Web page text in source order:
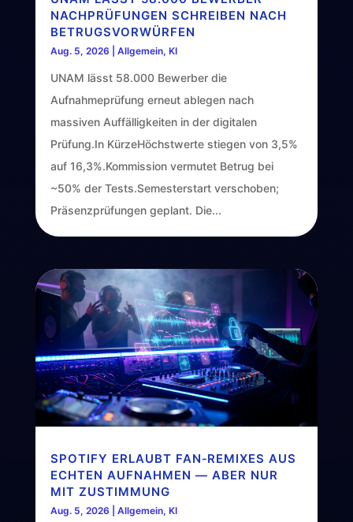
NACHPRÜFUNGEN SCHREIBEN NACH
BETRUGSVORWÜRFEN
Aug. 5, 2026 Allgemein, KI
UNAM lässt 58.000 Bewerber die
Aufnahmeprüfung erneut ablegen nach
massiven Auffälligkeiten in der digitalen
Prüfung.In KürzeHöchstwerte stiegen von 3,5%
auf 16,3%.Kommission vermutet Betrug bei
~50% der Tests.Semesterstart verschoben;
Präsenzprüfungen geplant. Die...
SPOTIFY ERLAUBT FAN‑REMIXES AUS
ECHTEN AUFNAHMEN — ABER NUR
MIT ZUSTIMMUNG
Aug. 5, 2026 Allgemein, KI